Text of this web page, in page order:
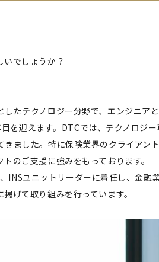
いでしょうか？
たテクノロジー分野で、エンジニア
を迎えます。DTCでは、テクノロジ
ました。特に保険業界のクライアン
のご支援に強みをもっております。
INSユニットリーダーに着任し、金融
げて取り組みを行っています。